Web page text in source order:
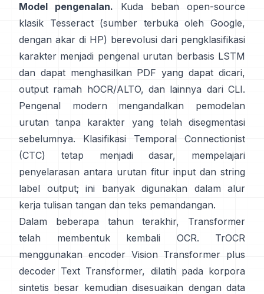
Model pengenalan. Kuda beban open-source
klasik Tesseract (sumber terbuka oleh Google,
dengan akar di HP) berevolusi dari pengklasifikasi
karakter menjadi pengenal urutan berbasis LSTM
dan dapat menghasilkan PDF yang dapat dicari,
output ramah hOCR/ALTO, dan lainnya dari CLI.
Pengenal modern mengandalkan pemodelan
urutan tanpa karakter yang telah disegmentasi
sebelumnya.
Klasifikasi Temporal Connectionist
(CTC)
tetap menjadi dasar, mempelajari
penyelarasan antara urutan fitur input dan string
label output; ini banyak digunakan dalam alur
kerja tulisan tangan dan teks pemandangan.
Dalam beberapa tahun terakhir, Transformer
telah membentuk kembali OCR.
TrOCR
menggunakan encoder Vision Transformer plus
decoder Text Transformer, dilatih pada korpora
sintetis besar kemudian disesuaikan dengan data